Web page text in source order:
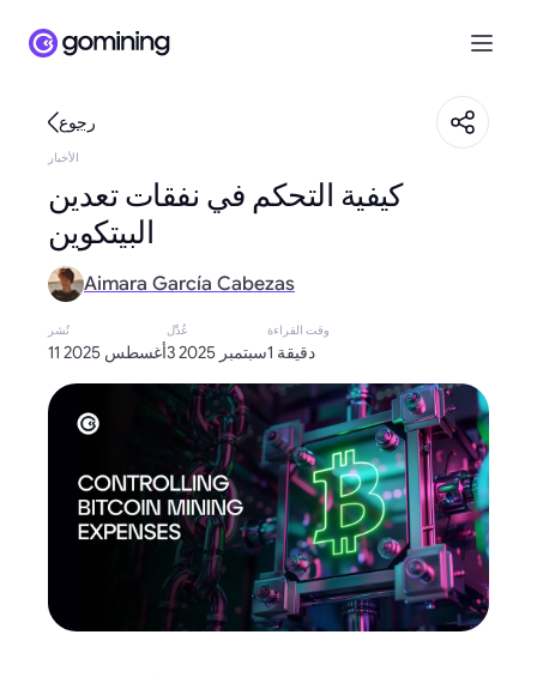
رجوع
الأخبار
كيفية التحكم في نفقات تعدين
البيتكوين
Aimara García Cabezas
نُشر
11 أغسطس 2025
عُدِّل
3 سبتمبر 2025
وقت القراءة
1 دقيقة